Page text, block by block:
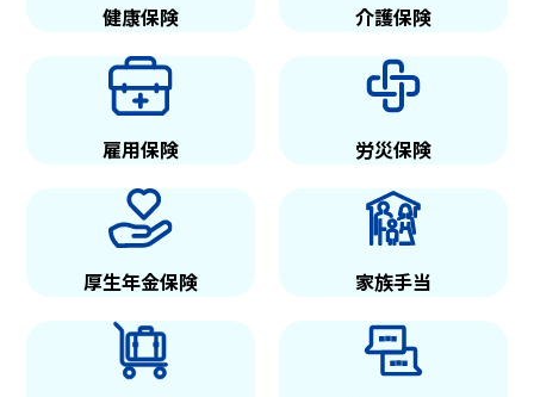
健康保険 介護保険
雇用保険 労災保険
厚生年金保険 家族手当